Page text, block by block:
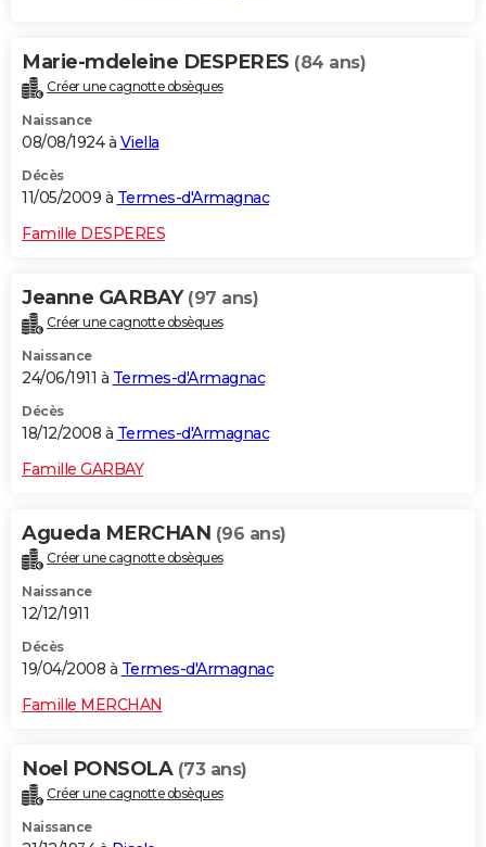
Marie-mdeleine DESPERES (84 ans)
Créer une cagnotte obsèques
Naissance
08/08/1924 à Viella
Décès
11/05/2009 à Termes-d'Armagnac
Famille DESPERES
Jeanne GARBAY (97 ans)
Créer une cagnotte obsèques
Naissance
24/06/1911 à Termes-d'Armagnac
Décès
18/12/2008 à Termes-d'Armagnac
Famille GARBAY
Agueda MERCHAN (96 ans)
Créer une cagnotte obsèques
Naissance
12/12/1911
Décès
19/04/2008 à Termes-d'Armagnac
Famille MERCHAN
Noel PONSOLA (73 ans)
Créer une cagnotte obsèques
Naissance